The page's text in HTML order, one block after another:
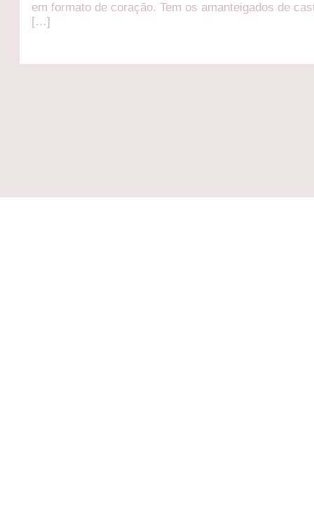
em formato de coração. Tem os amanteigados de
[…]